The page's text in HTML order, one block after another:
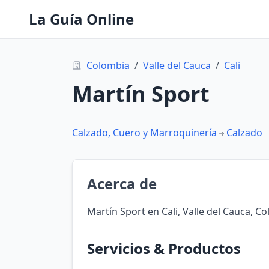
La Guía Online
Colombia / Valle del Cauca / Cali
Martín Sport
Calzado, Cuero y Marroquinería Calzado
Acerca de
Martín Sport en Cali, Valle del Cauca,
Servicios & Productos